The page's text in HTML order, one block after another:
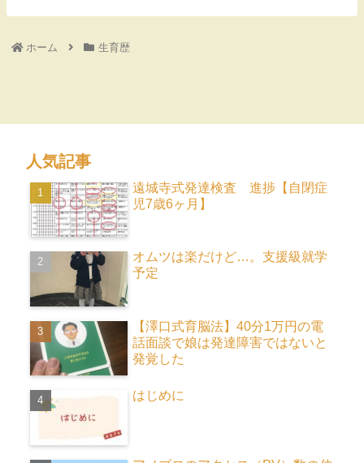
ホーム 生育歴
人気記事
遠城寺式発達検査 進捗【自閉症
児7歳6ヶ月】
オムツは楽だけど…。支援級就学
予定
【澤口式育脳法】40分1万円の電
話面談で娘は発達障害ではないと
発覚した
はじめに